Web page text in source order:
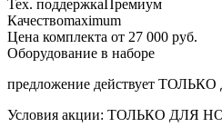
Тех. поддержка Премиум
Качествоmaximum
Цена комплекта от 27 000 руб.
Оборудование в наборе
предложение действует ТОЛЬКО
Условия акции: ТОЛЬКО ДЛЯ